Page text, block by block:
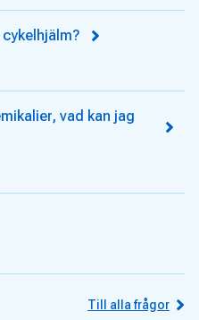
vad kan jag
Till alla frågor